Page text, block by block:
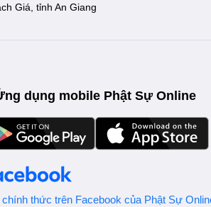
Giá, tỉnh An Giang
dụng mobile Phật Sự Online
chính thức trên Facebook của Phật Sự